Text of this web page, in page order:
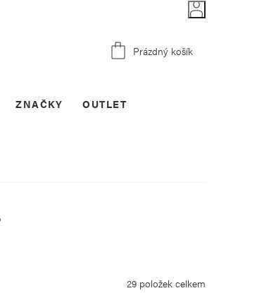
Nákupní
Prázdný košík
OUTLET
ZNAČKY
29 položek celkem